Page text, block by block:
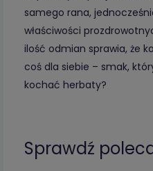
samego rana,
właściwości
ilość odmian sprawia, że
coś dla siebie – smak,
kochać herbaty?
Sprawdź